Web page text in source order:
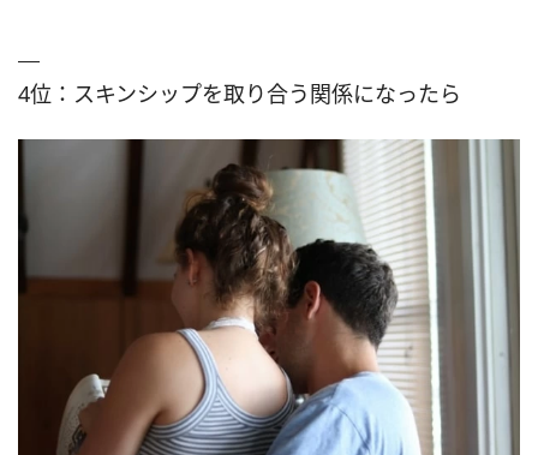
4位：スキンシップを取り合う関係になったら